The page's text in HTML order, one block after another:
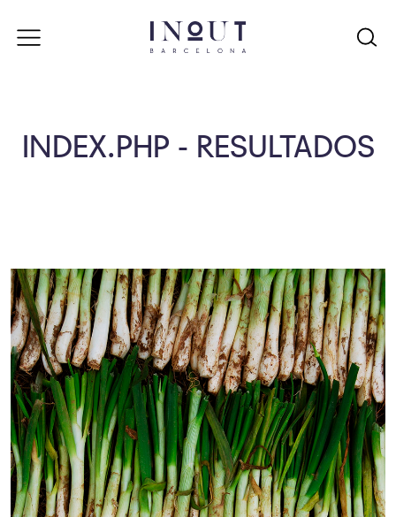
INDEX.PHP - RESULTADOS